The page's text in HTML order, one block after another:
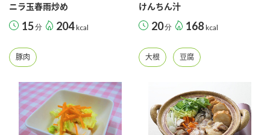
ニラ玉春雨炒め
15分 204 kcal
豚肉
けんちん汁
20分 168 kcal
大根 豆腐